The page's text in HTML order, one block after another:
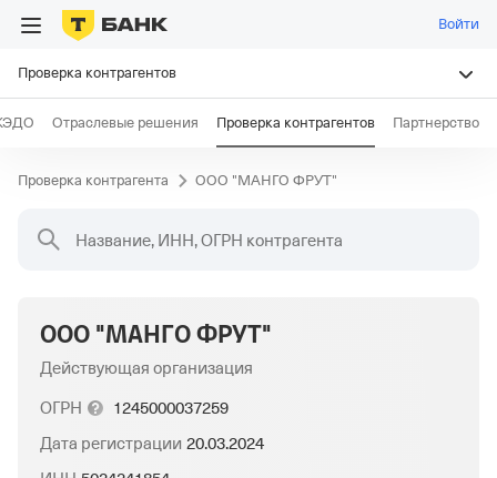
Войти
Проверка контрагентов
Отраслевые решения Проверка контрагентов Партнерство
Проверка контрагента ООО "МАНГО ФРУТ"
Название, ИНН, ОГРН контрагента
ООО "МАНГО ФРУТ"
Действующая организация
ОГРН
1245000037259
Дата регистрации 20.03.2024